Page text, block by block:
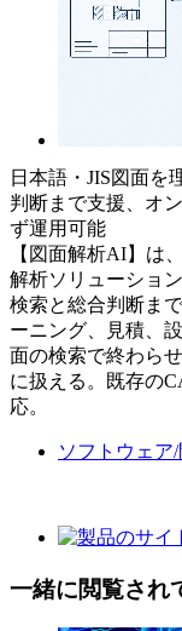
日本語・JIS図面を
判断まで支援、オ
ず運用可能
【図面解析AI】は
解析ソリューショ
検索と総合判断ま
ーニング、見積、
面の検索で終わら
に扱える。既存の
応。
ソフトウェア
一緒に閲覧され